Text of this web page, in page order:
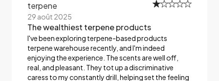
terpene
29 août 2025
The wealthiest terpene products
I've been exploring terpene-based products
terpene warehouse recently, and I'm indeed
enjoying the experience. The scents are well off,
real, and pleasant. They tot up a discriminative
caress to my constantly drill, helping set the feeling